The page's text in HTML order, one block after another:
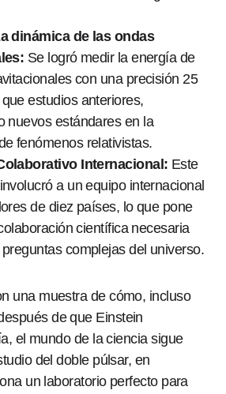
dinámica de las ondas
Se logró medir la energía de
con una precisión 25
estudios anteriores,
nuevos estándares en la
fenómenos relativistas.
Internacional: Este
a un equipo internacional
de diez países, lo que pone
científica necesaria
complejas del universo.
una muestra de cómo, incluso
de que Einstein
el mundo de la ciencia sigue
del doble púlsar, en
un laboratorio perfecto para